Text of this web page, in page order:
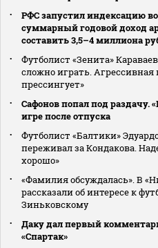
РФС запустил индексацию
суммарный годовой доход
составить 3,5–4 миллиона
Футболист «Зенита»
сложно играть.
прессингует»
Сафонов попал под раздачу.
игре после отпуска
Футболист «Балтики»
переживал за Кондакова.
хорошо»
«Фамилия обсуждалась». В
рассказали об интересе к
Зиньковскому
Даку дал первый
«Спартак»